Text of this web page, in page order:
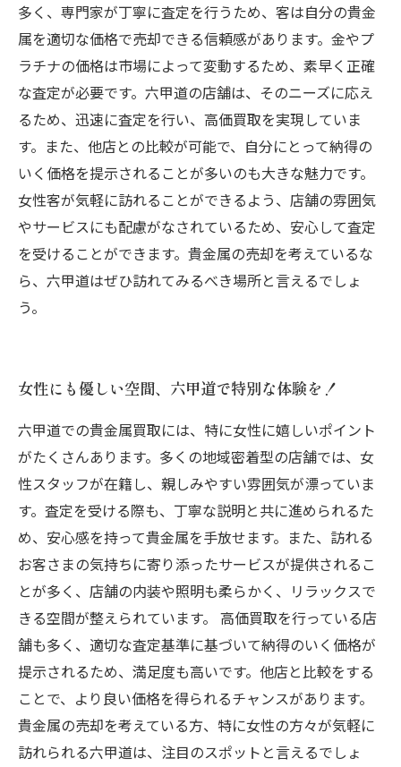
多く、専門家が丁寧に査定を行うため、客は自分の貴金
属を適切な価格で売却できる信頼感があります。金やプ
ラチナの価格は市場によって変動するため、素早く正確
な査定が必要です。六甲道の店舗は、そのニーズに応え
るため、迅速に査定を行い、高価買取を実現していま
す。また、他店との比較が可能で、自分にとって納得の
いく価格を提示されることが多いのも大きな魅力です。
女性客が気軽に訪れることができるよう、店舗の雰囲気
やサービスにも配慮がなされているため、安心して査定
を受けることができます。貴金属の売却を考えているな
ら、六甲道はぜひ訪れてみるべき場所と言えるでしょ
う。
女性にも優しい空間、六甲道で特別な体験を！
六甲道での貴金属買取には、特に女性に嬉しいポイント
がたくさんあります。多くの地域密着型の店舗では、女
性スタッフが在籍し、親しみやすい雰囲気が漂っていま
す。査定を受ける際も、丁寧な説明と共に進められるた
め、安心感を持って貴金属を手放せます。また、訪れる
お客さまの気持ちに寄り添ったサービスが提供されるこ
とが多く、店舗の内装や照明も柔らかく、リラックスで
きる空間が整えられています。 高価買取を行っている店
舗も多く、適切な査定基準に基づいて納得のいく価格が
提示されるため、満足度も高いです。他店と比較をする
ことで、より良い価格を得られるチャンスがあります。
貴金属の売却を考えている方、特に女性の方々が気軽に
訪れられる六甲道は、注目のスポットと言えるでしょ